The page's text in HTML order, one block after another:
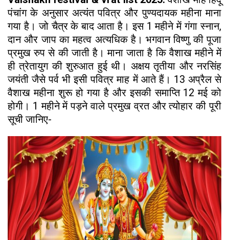
पंचांग के अनुसार अत्यंत पवित्र और पुण्यदायक महीना माना
गया है। जो चैत्र के बाद आता है। इस 1 महीने में गंगा स्नान,
दान और जाप का महत्व अत्यधिक है। भगवान विष्णु की पूजा
प्रमुख रुप से की जाती है। माना जाता है कि वैशाख महीने में
ही त्रेतायुग की शुरुआत हुई थी। अक्षय तृतीया और नरसिंह
जयंती जैसे पर्व भी इसी पवित्र माह में आते हैं। 13 अप्रैल से
वैशाख महीना शुरू हो गया है और इसकी समाप्ति 12 मई को
होगी। 1 महीने में पड़ने वाले प्रमुख व्रत और त्योहार की पूरी
सूची जानिए-